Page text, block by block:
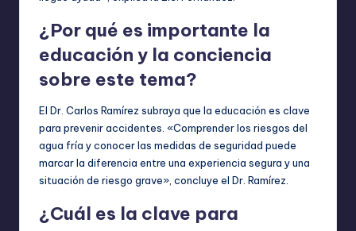
¿Por qué es importante la
educación y la conciencia
sobre este tema?
El Dr. Carlos Ramírez subraya que la educación es clave
para prevenir accidentes. «Comprender los riesgos del
agua fría y conocer las medidas de seguridad puede
marcar la diferencia entre una experiencia segura y una
situación de riesgo grave», concluye el Dr. Ramírez.
¿Cuál es la clave para